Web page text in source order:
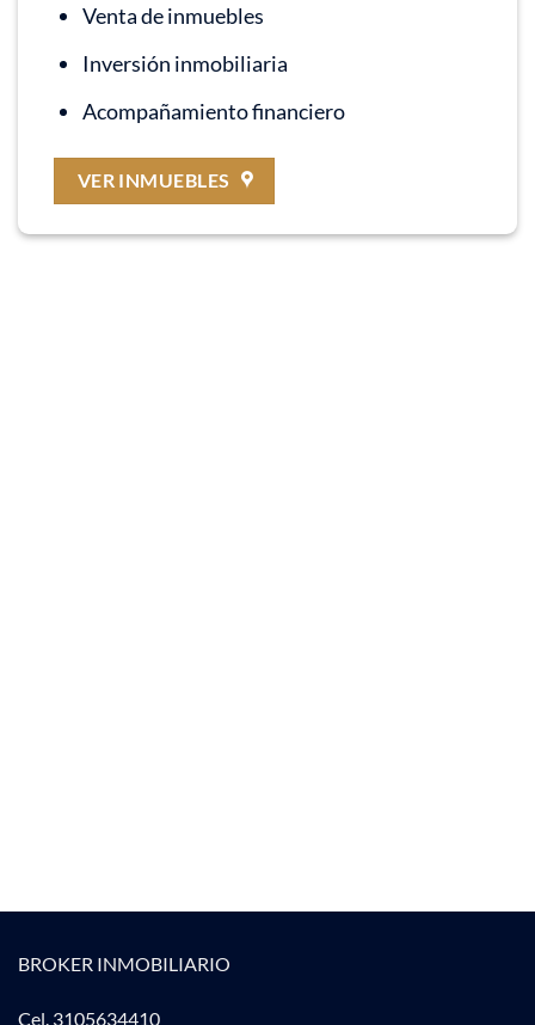
Venta de inmuebles
Inversión inmobiliaria
Acompañamiento financiero
VER INMUEBLES
BROKER INMOBILIARIO
Cel. 3105634410